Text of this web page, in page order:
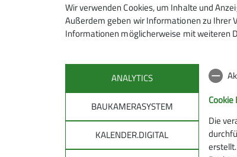
Redaktionelle Aufbereitungder von
(Textprüfung, Vereinheitlichung,
Zusammenstellung und Übergabeder
Prüfung des Layout‑Entwurfssowie
Erteilung der Druckfreigabe nach
Terminabstimmungmit
der Geschäftsstelle der Sektion
dem/der Redakteur*in der Mitteilungen
Wir verwenden Cookies, um Inhalte und
Außerdem geben wir Informationen zu Ihrer
Informationen möglicherweise mit weiteren
ANALYTICS
BAUKAMERASYSTEM
KALENDER.DIGITAL
Die